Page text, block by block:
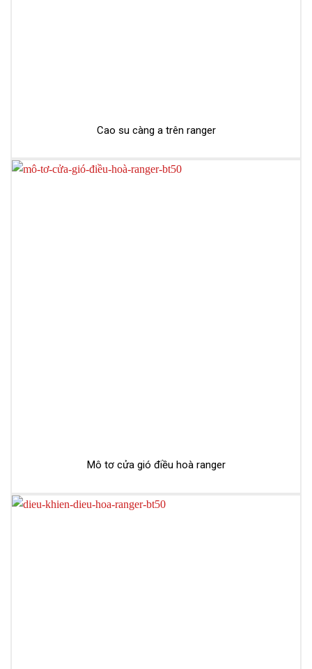
Cao su càng a trên ranger
Mô tơ cửa gió điều hoà ranger